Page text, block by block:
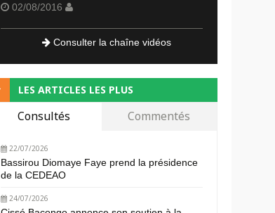
02/08/2016
Consulter la chaîne vidéos
LES ARTICLES LES PLUS
Consultés Commentés
22/07/2026
Bassirou Diomaye Faye prend la présidence
de la CEDEAO
24/07/2026